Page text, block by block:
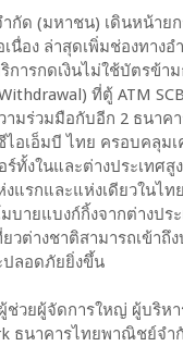
กัด (มหาชน) เดินหน้าย
นื่อง ล่าสุดเพิ่มช่องทาง
การกดเงินไม่ใช้บัตรข้า
ที่ตู้ ATM
ามร่วมมือกับอีก 2 ธนาค
ไอเอ็มบี ไทย ครอบคลุม
ทั้งในและต่างประเทศสู
แรกและแห่งเดียวในไท
บายแบงก์กิ้งจากต่างปร
วต่างชาติสามารถเข้าถึง
ปลอดภัยยิ่งขึ้น
วยผู้จัดการใหญ่ ผู้บริหา
ธนาคารไทยพาณิชย์จำ